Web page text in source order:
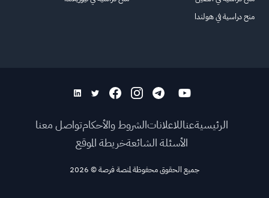
منح دراسية في هولندا
الرئيسيةعناللاعلاناتالشروط والأحكامتواصل معنا
الأسئلة الشائعةخريطة الموقع
جميع الحقوق محفوظة لمنصة فرصة©
2026